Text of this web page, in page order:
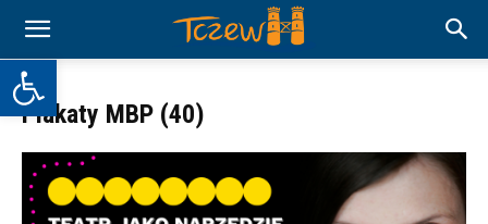
Otwórz pasek narzędzi
Plakaty MBP (40)